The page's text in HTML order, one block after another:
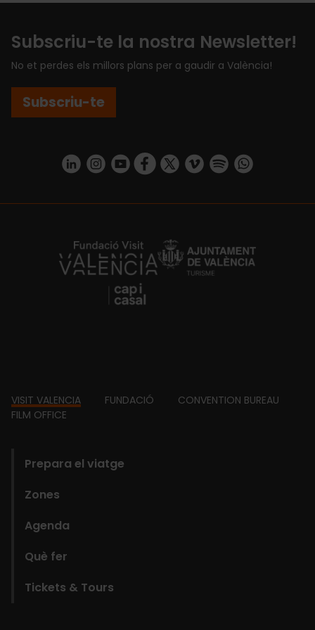
Subscriu-te la nostra Newsletter!
No et perdes els millors plans per a gaudir a València!
Subscriu-te
https://www.linkedin.com/company/turismo-valencia/mycompany/
https://www.instagram.com/visit_valencia/
https://www.youtube.com/user/
https://www.facebook.com/
https://twitter.com/
https://vimeo.com/
https://https://api.whatsapp.com/
https://fundacion.visitvalencia.com/
Footer
VISIT VALENCIA FUNDACIÓ
CONVENTION BUREAU
FILM OFFICE
Prepara el viatge
Zones
Agenda
Què fer
Tickets & Tours